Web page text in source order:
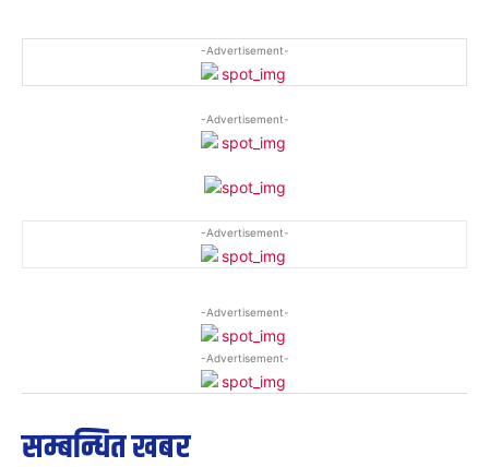
-Advertisement-
-Advertisement-
-Advertisement-
-Advertisement-
-Advertisement-
सम्बन्धित खबर